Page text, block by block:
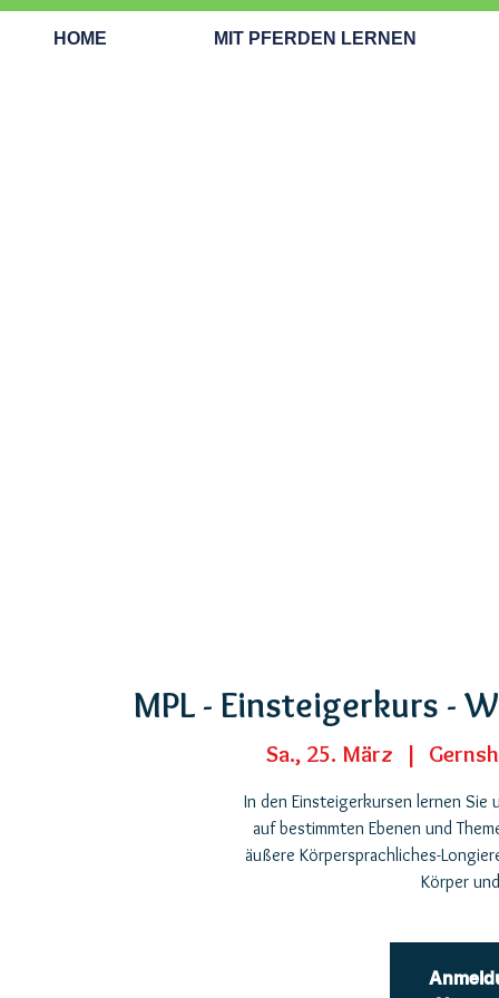
HOME MIT PFERDEN LERNEN
MPL - Einsteigerkurs -
Sa., 25. März
  |
In den Einsteigerkursen lernen Sie
auf bestimmten Ebenen und
äußere Körpersprachliches-
Körper